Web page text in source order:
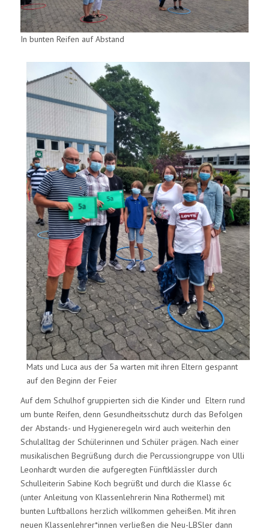
In bunten Reifen auf Abstand
Mats und Luca aus der 5a warten mit ihren Eltern gespannt
auf den Beginn der Feier
Auf dem Schulhof gruppierten sich die Kinder und Eltern rund
um bunte Reifen, denn Gesundheitsschutz durch das Befolgen
der Abstands- und Hygieneregeln wird auch weiterhin den
Schulalltag der Schülerinnen und Schüler prägen. Nach einer
musikalischen Begrüßung durch die Percussiongruppe von Ulli
Leonhardt wurden die aufgeregten Fünftklässler durch
Schulleiterin Sabine Koch begrüßt und durch die Klasse 6c
(unter Anleitung von Klassenlehrerin Nina Rothermel) mit
bunten Luftballons herzlich willkommen geheißen. Mit ihren
neuen Klassenlehrer*innen verließen die Neu-LBSler dann